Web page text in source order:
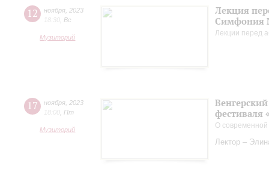
12 ноября 2023
18:30 Вс
Музиторий
Лекция
Симфония
Лекции перед
17 ноября 2023
18:00 Пт
Музиторий
фестиваля
О
Лектор –